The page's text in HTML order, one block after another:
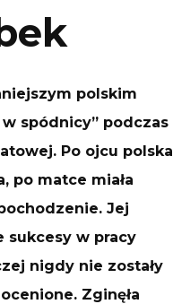
polskim
spódnicy” podczas
Po ojcu polska
po matce miała
Jej
sukcesy w pracy
nigdy nie zostały
Zginęła